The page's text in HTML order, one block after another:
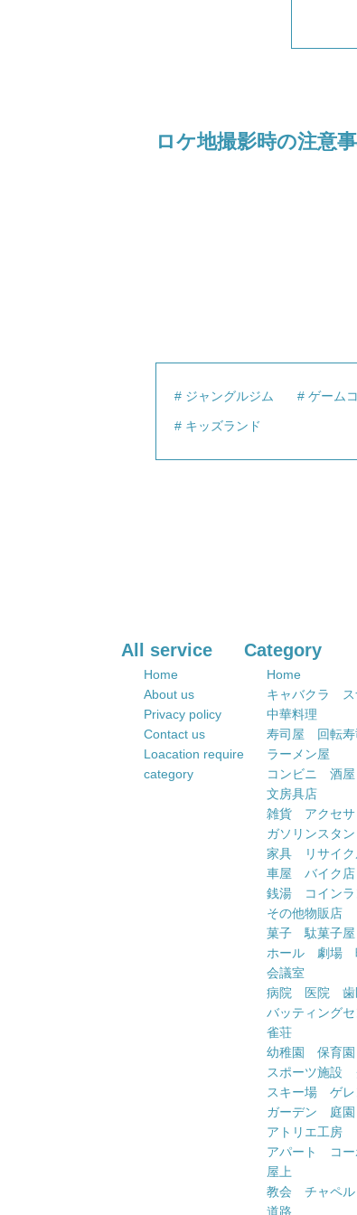
ロケ地撮影時の注意
ジャングルジム ゲーム
キッズランド
All service
Home
About us
Privacy policy
Contact us
Loacation require
category
Category
Home
キャバクラ ス
中華料理
寿司屋 回転寿
ラーメン屋
コンビニ 酒屋
文房具店
雑貨 アクセサ
ガソリンスタン
家具 リサイ
車屋 バイク
銭湯 コインラ
その他物販店
菓子 駄菓子屋
ホール 劇場
会議室
病院 医院 歯
バッティング
雀荘
幼稚園 保育園
スポーツ施設
スキー場 ゲレ
ガーデン 庭園
アトリエ工房
アパート コー
屋上
教会 チャペ
道路